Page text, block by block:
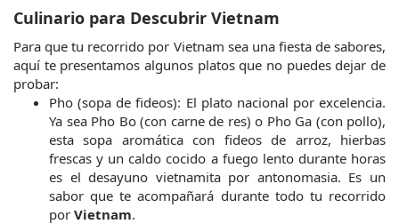
Culinario para Descubrir Vietnam
Para que tu recorrido por Vietnam sea una fiesta de sabores,
aquí te presentamos algunos platos que no puedes dejar de
probar:
Pho (sopa de fideos): El plato nacional por excelencia.
Ya sea Pho Bo (con carne de res) o Pho Ga (con pollo),
esta sopa aromática con fideos de arroz, hierbas
frescas y un caldo cocido a fuego lento durante horas
es el desayuno vietnamita por antonomasia. Es un
sabor que te acompañará durante todo tu recorrido
por Vietnam.